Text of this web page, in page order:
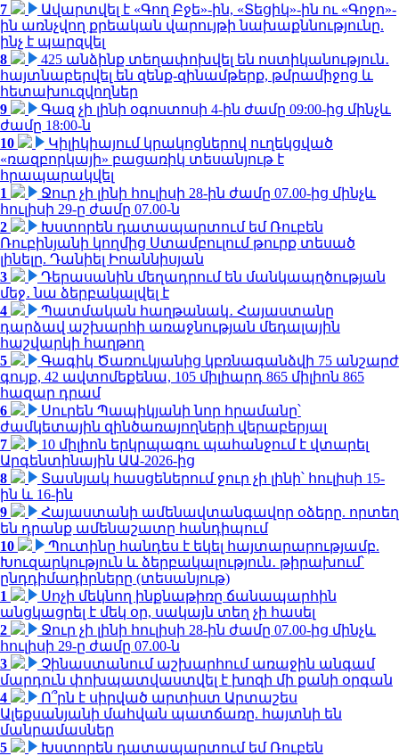
7
Ավարտվել է «Գող Բջե»-ին, «Տեցիկ»-ին ու «Գոջո»-
ին առնչվող քրեական վարույթի նախաքննությունը.
ինչ է պարզվել
8
425 անձինք տեղափոխվել են ոստիկանություն․
հայտնաբերվել են զենք-զինամթերք, թմրամիջոց և
հետախուզվողներ
9
Գազ չի լինի օգոստոսի 4-ին ժամը 09:00-ից մինչև
ժամը 18:00-ն
10
Կիլիկիայում կրակոցներով ուղեկցված
«ռազբորկայի» բացառիկ տեսանյութ է
հրապարակվել
1
Ջուր չի լինի հուլիսի 28-ին ժամը 07.00-ից մինչև
հուլիսի 29-ը ժամը 07.00-ն
2
Խստորեն դատապարտում եմ Ռուբեն
Ռուբինյանի կողմից Ստամբուլում թուրք տեսած
լինելը. Դանիել Իոաննիսյան
3
Դերասանին մեղադրում են մանկապղծության
մեջ․ նա ձերբակալվել է
4
Պատմական հաղթանակ․ Հայաստանը
դարձավ աշխարհի առաջնության մեդալային
հաշվարկի հաղթող
5
Գագիկ Ծառուկյանից կբռնագանձվի 75 անշարժ
գույք, 42 ավտոմեքենա, 105 միլիարդ 865 միլիոն 865
հազար դրամ
6
Սուրեն Պապիկյանի նոր հրամանը՝
ժամկետային զինծառայողների վերաբերյալ
7
10 միլիոն երկրպագու պահանջում է վտարել
Արգենտինային ԱԱ-2026-ից
8
Տասնյակ հասցեներում ջուր չի լինի՝ հուլիսի 15-
ին և 16-ին
9
Հայաստանի ամենավտանգավոր օձերը. որտեղ
են դրանք ամենաշատը հանդիպում
10
Պուտինը հանդես է եկել հայտարարությամբ.
Խուզարկություն և ձերբակալություն․ թիրախում՝
ընդդիմադիրները (տեսանյութ)
1
Սոչի մեկնող ինքնաթիռը ճանապարհին
անցկացրել է մեկ օր, սակայն տեղ չի հասել
2
Ջուր չի լինի հուլիսի 28-ին ժամը 07.00-ից մինչև
հուլիսի 29-ը ժամը 07.00-ն
3
Չինաստանում աշխարհում առաջին անգամ
մարդուն փոխպատվաստվել է խոզի մի քանի օրգան
4
Ո՞րն է սիրված արտիստ Արտաշես
Ալեքսանյանի մահվան պատճառը. հայտնի են
մանրամասներ
5
Խստորեն դատապարտում եմ Ռուբեն